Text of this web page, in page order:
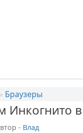
» Браузеры
в
- Влад